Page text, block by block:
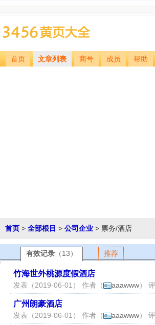
首页 文章列表 商号 成员 帮助
首页 > 全部根目 > 公司企业 > 票务/酒店
有效记录 （13） 推荐
竹海世外桃源度假酒店
发表（2019-06-01） 作者（ aaawww）
广州朗豪酒店
发表（2019-06-01） 作者（ aaawww）